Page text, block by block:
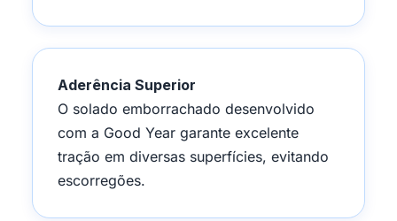
Aderência Superior
O solado emborrachado desenvolvido
com a Good Year garante excelente
tração em diversas superfícies, evitando
escorregões.